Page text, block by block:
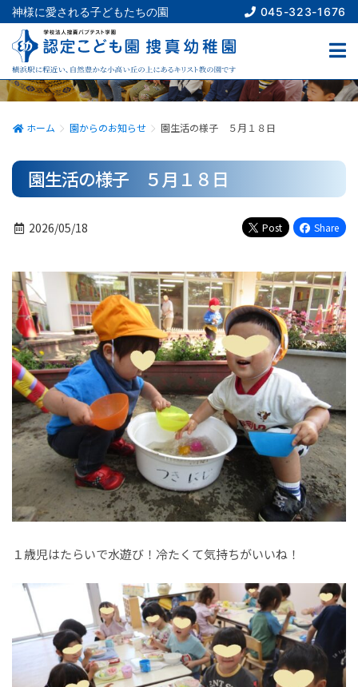
神様に愛される子どもたちの園 045-323-1676
園からのお知らせ
NEWS
ホーム 園からのお知らせ 園生活の様子 ５月１８日
園生活の様子 ５月１８日
2026/05/18 Post Share
１歳児はたらいで水遊び！冷たくて気持ちがいいね！